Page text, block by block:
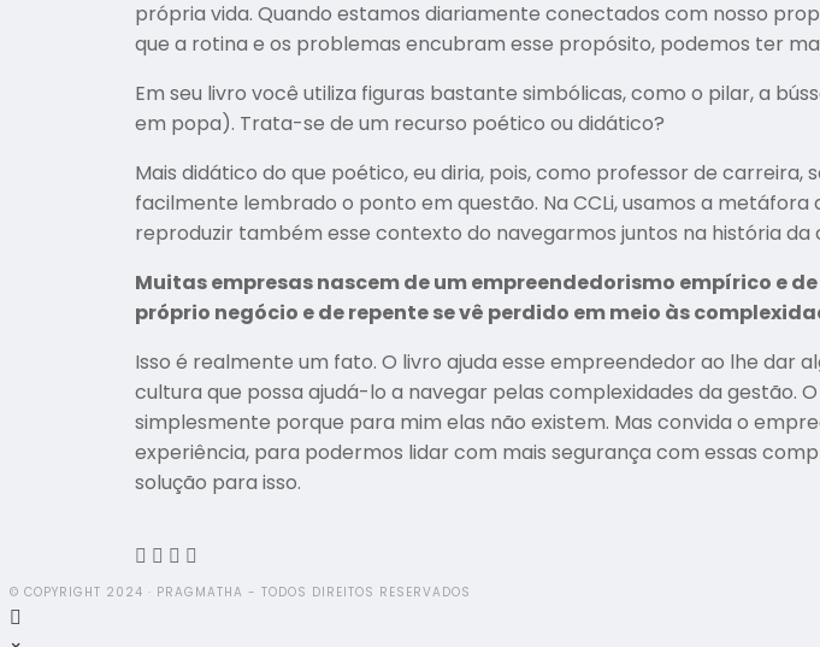
própria vida. Quando estamos diariamente conectados com nosso
que a rotina e os problemas encubram esse propósito, podemos ter
Em seu livro você utiliza figuras bastante simbólicas, como o pilar, a
em popa). Trata-se de um recurso poético ou didático?
Mais didático do que poético, eu diria, pois, como professor de
facilmente lembrado o ponto em questão. Na CCLi, usamos a
reproduzir também esse contexto do navegarmos juntos na história
Muitas empresas nascem de um empreendedorismo empírico e
próprio negócio e de repente se vê perdido em meio às
Isso é realmente um fato. O livro ajuda esse empreendedor ao lhe
cultura que possa ajudá-lo a navegar pelas complexidades da gestão.
simplesmente porque para mim elas não existem. Mas convida o
experiência, para podermos lidar com mais segurança com essas
solução para isso.
© COPYRIGHT 2024 · PRAGMATHA - TODOS DIREITOS RESERVADOS